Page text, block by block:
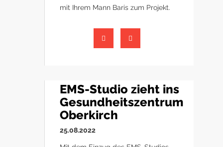
mit Ihrem Mann Baris zum Projekt.
EMS-Studio zieht ins
Gesundheitszentrum
Oberkirch
25.08.2022